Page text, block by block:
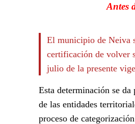
Antes
El municipio de Neiva
certificación de volver
julio de la presente
Esta determinación se
de las entidades
proceso de